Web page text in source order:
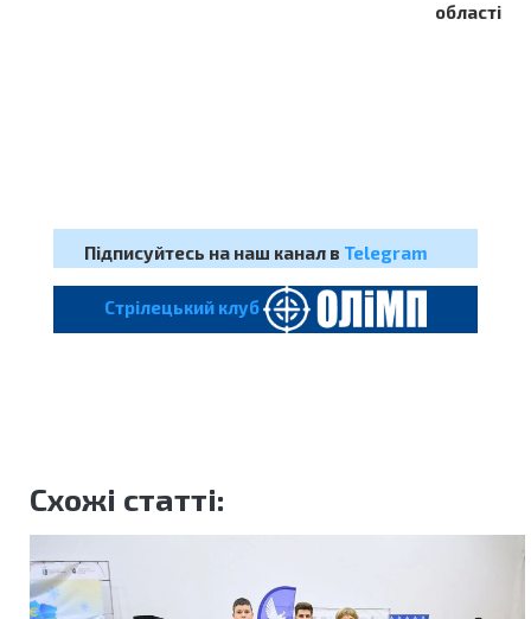
області
Підписуйтесь на наш канал в Telegram
Cтрілецький клуб
Схожі статті: